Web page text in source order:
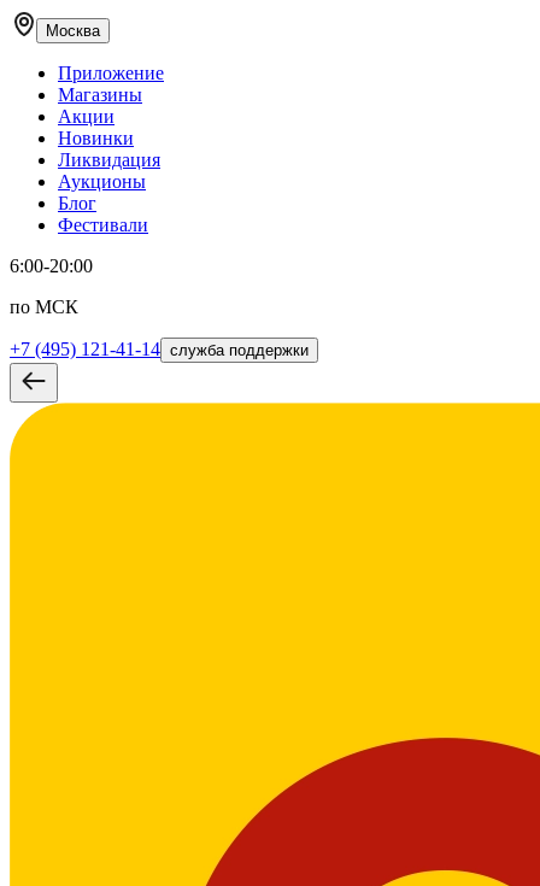
Москва
Приложение
Магазины
Акции
Новинки
Ликвидация
Аукционы
Блог
Фестивали
6:00-20:00
по МСК
+7 (495) 121-41-14 служба поддержки